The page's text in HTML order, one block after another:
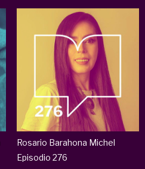
Rosario Barahona Michel
Episodio 276